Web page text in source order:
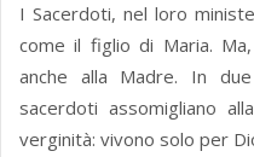
I Sacerdoti, nel loro
come il figlio di Maria.
anche alla Madre. In
sacerdoti assomigliano
verginità: vivono solo per